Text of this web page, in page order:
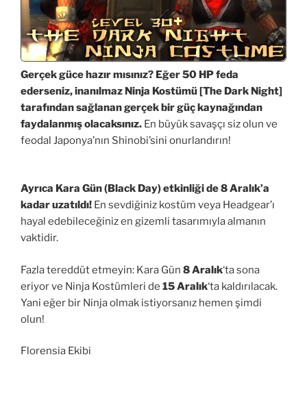
Gerçek güce hazır mısınız? Eğer 50 HP feda
ederseniz, inanılmaz Ninja Kostümü [The Dark Night]
tarafından sağlanan gerçek bir güç kaynağından
faydalanmış olacaksınız. En büyük savaşçı siz olun ve
feodal Japonya’nın Shinobi’sini onurlandırın!
Ayrıca Kara Gün (Black Day) etkinliği de 8 Aralık’a
kadar uzatıldı! En sevdiğiniz kostüm veya Headgear’ı
hayal edebileceğiniz en gizemli tasarımıyla almanın
vaktidir.
Fazla tereddüt etmeyin: Kara Gün 8 Aralık‘ta sona
eriyor ve Ninja Kostümleri de 15 Aralık‘ta kaldırılacak.
Yani eğer bir Ninja olmak istiyorsanız hemen şimdi
olun!
Florensia Ekibi